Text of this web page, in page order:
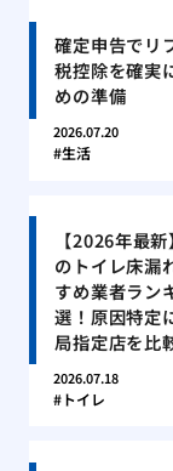
確定申告でリ
税控除を確実
めの準備
2026.07.20
生活
【2026年最
のトイレ床漏
すめ業者ラン
選！原因特定
局指定店を比
2026.07.18
トイレ